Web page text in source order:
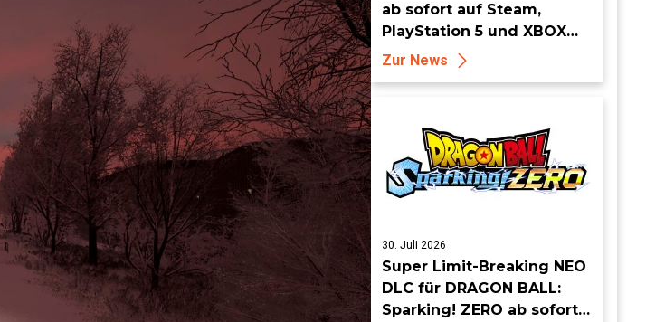
ab sofort auf Steam,
PlayStation 5 und XBOX
Series X|S erhältlich
Zur News
30. Juli 2026
Super Limit-Breaking NEO
DLC für DRAGON BALL:
Sparking! ZERO ab sofort